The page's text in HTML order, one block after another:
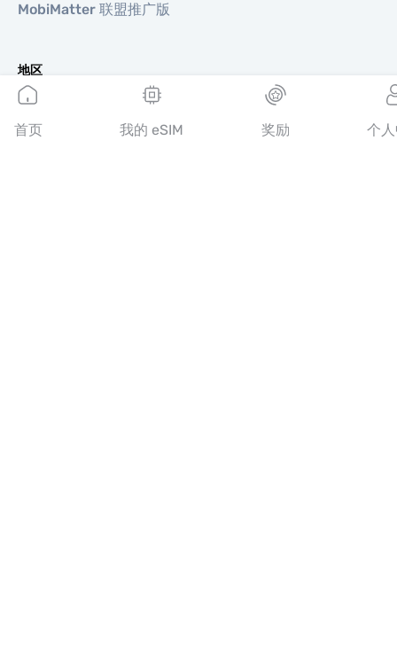
MobiMatter 联盟推广版
地区
欧洲 eSIM
亚洲 eSIM
首页 我的 eSIM 奖励 个